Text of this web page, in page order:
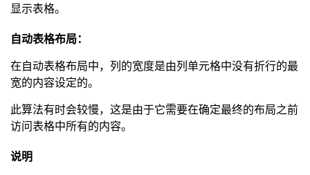
显示表格。
自动表格布局：
在自动表格布局中，列的宽度是由列单元格中没有折行的最
宽的内容设定的。
此算法有时会较慢，这是由于它需要在确定最终的布局之前
访问表格中所有的内容。
说明